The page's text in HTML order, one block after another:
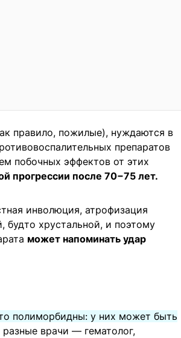
правило, пожилые), нуждаются в
препаратов
побочных эффектов от этих
прогрессии после 70−75 лет.
инволюция, атрофизация
будто хрустальной, и поэтому
может напоминать удар
полиморбидны: у них может быть
врачи — гематолог,